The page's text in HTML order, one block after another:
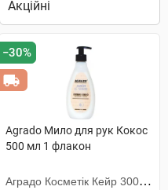
−30%
Agrado Мило для рук Кокос
500 мл 1 флакон
Аградо Косметік Кейр 3000